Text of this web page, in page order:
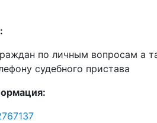
по личным вопросам а
судебного пристава